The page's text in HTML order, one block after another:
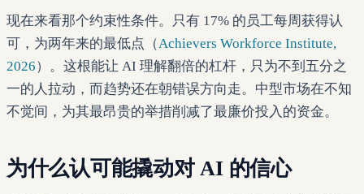
现在来看那个约束性条件。只有 17% 的员工每周获得认
可，为两年来的最低点（Achievers Workforce Institute,
2026）。这根能让 AI 理解翻倍的杠杆，只为不到五分之
一的人拉动，而趋势还在朝错误方向走。中型市场在不知
不觉间，为其最昂贵的举措削减了最廉价投入的资金。
为什么认可能撬动对 AI 的信心